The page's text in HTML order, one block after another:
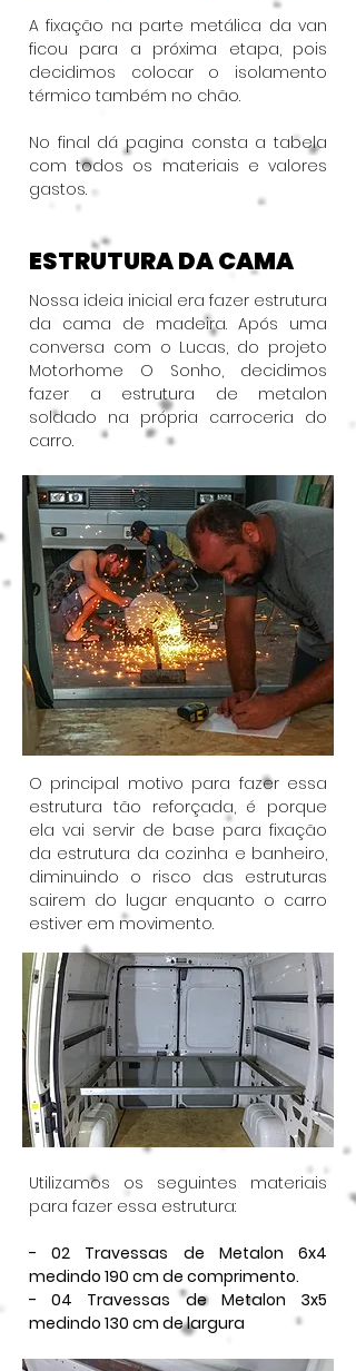
A fixação na parte metálica da van
ficou para a próxima etapa, pois
decidimos colocar o isolamento
térmico também no chão.
No final dá pagina consta a tabela
com todos os materiais e valores
gastos.
ESTRUTURA DA CAMA
Nossa ideia inicial era fazer estrutura
da cama de madeira. Após uma
conversa com o Lucas, do projeto
Motorhome O Sonho, decidimos
fazer a estrutura de metalon
soldado na própria carroceria do
carro.
O principal motivo para fazer essa
estrutura tão reforçada, é porque
ela vai servir de base para fixação
da estrutura da cozinha e banheiro,
diminuindo o risco das estruturas
sairem do lugar enquanto o carro
estiver em movimento.
Utilizamos os seguintes materiais
para fazer essa estrutura:
- 02 Travessas de Metalon 6x4
medindo 190 cm de comprimento.
- 04 Travessas de Metalon 3x5
medindo 130 cm de largura